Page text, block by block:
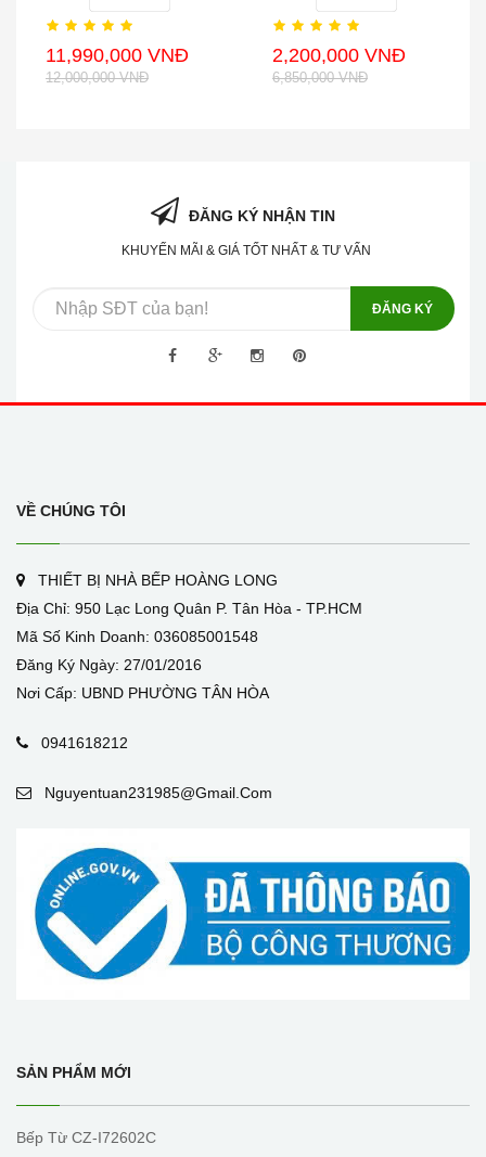
11,990,000 VNĐ
12,000,000 VNĐ
2,200,000 VNĐ
6,850,000 VNĐ
ĐĂNG KÝ NHẬN TIN
KHUYẾN MÃI & GIÁ TỐT NHẤT & TƯ VẤN
ĐĂNG KÝ
VỀ CHÚNG TÔI
THIẾT BỊ NHÀ BẾP HOÀNG LONG
Địa Chỉ: 950 Lạc Long Quân P. Tân Hòa - TP.HCM
Mã Số Kinh Doanh: 036085001548
Đăng Ký Ngày: 27/01/2016
Nơi Cấp: UBND PHƯỜNG TÂN HÒA
0941618212
Nguyentuan231985@gmail.com
SẢN PHẨM MỚI
Bếp Từ CZ-I72602C